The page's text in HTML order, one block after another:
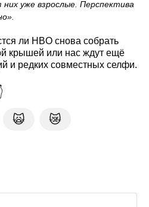
уже взрослые. Перспектива
ли HBO снова собрать
крышей или нас ждут ещё
и редких совместных селфи.
🙀 😿